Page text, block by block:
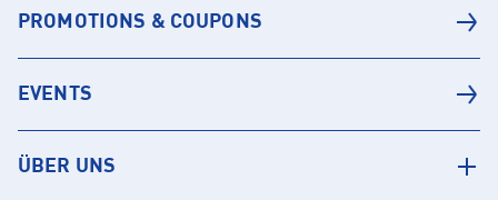
PROMOTIONS & COUPONS
EVENTS
ÜBER UNS